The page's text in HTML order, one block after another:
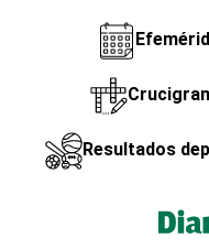
Resultados